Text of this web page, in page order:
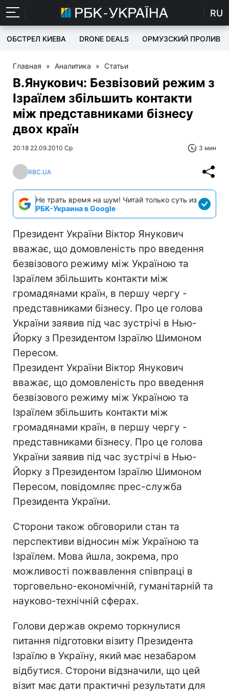
RU
ОБСТРЕЛ КИЕВА DRONE DEALS ОРМУЗСКИЙ ПРОЛИВ
Главная » Аналитика » Статьи
В.Янукович: Безвізовий режим з
Ізраїлем збільшить контакти
між представниками бізнесу
двох країн
20:18 22.09.2010 Ср 3 мин
RBC.UA
Не трать время на шум! Читай только суть из
РБК-Украина в Google
Президент України Віктор Янукович
вважає, що домовленість про введення
безвізового режиму між Україною та
Ізраїлем збільшить контакти між
громадянами країн, в першу чергу -
представниками бізнесу. Про це голова
України заявив під час зустрічі в Нью-
Йорку з Президентом Ізраїлю Шимоном
Пересом.
Президент України Віктор Янукович
вважає, що домовленість про введення
безвізового режиму між Україною та
Ізраїлем збільшить контакти між
громадянами країн, в першу чергу -
представниками бізнесу. Про це голова
України заявив під час зустрічі в Нью-
Йорку з Президентом Ізраїлю Шимоном
Пересом, повідомляє прес-служба
Президента України.
Сторони також обговорили стан та
перспективи відносин між Україною та
Ізраїлем. Мова йшла, зокрема, про
можливості пожвавлення співпраці в
торговельно-економічній, гуманітарній та
науково-технічній сферах.
Голови держав окремо торкнулися
питання підготовки візиту Президента
Ізраїлю в Україну, який має незабаром
відбутися. Сторони відзначили, що цей
візит має дати практичні результати для